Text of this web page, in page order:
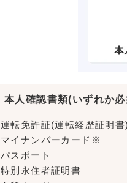
本人確認書類(いずれか
運転免許証(運転経歴証明
マイナンバーカード※
パスポート
特別永住者証明書